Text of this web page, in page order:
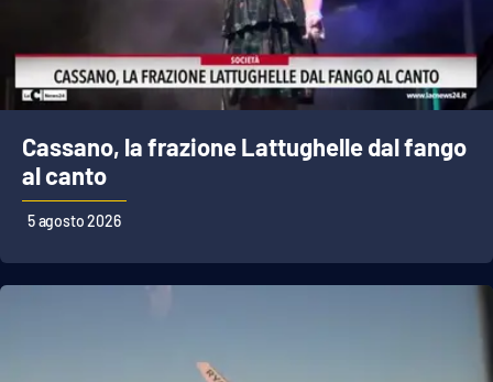
Cassano, la frazione Lattughelle dal fango
al canto
5 agosto 2026